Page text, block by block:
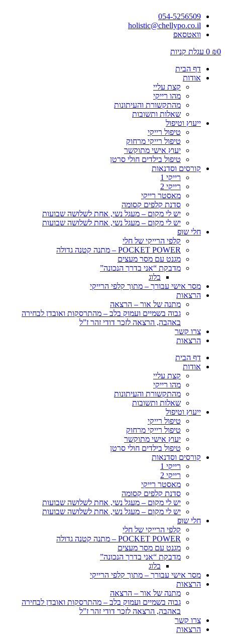
054-5256509
holistic@chellypo.co.il
וואטסאפ
₪0
0 עגלת קניות
דף הבית
אודות
קצת עליי
מהו רייקי
מהתקשורת והעיתונות
שאלות ותשובות
ייעוץ וטיפול
טיפול רייקי
טיפול רייקי מרחוק
יעוץ אישי מתוקשר
טיפול בילדים חולי סרטן
קורסים וסדנאות
רייקי 1
רייקי 2
מאסטר רייקי
סדנת קלפים קסומה
יש לי מקום – מעגל נשי, אחת לשלושה שבועות
יש לי מקום – מעגל נשי, אחת לשלושה שבועות
חלי שופ
קלפי הרייקי של חלי
POCKET POWER – מתנה קטנה גדולה
מגנט עם מסר מעצים
מדבקת “אני בדרך הנכונה”
בלוג
מסר אישי עבורך – מתוך קלפי הרייקי
הרצאות
מתנה של אור – הרצאה
גבוה בשמיים ועמוק בלב – מהתרסקות ואובדן לבחירה
באהבה, הרצאה לזכר דודי זהר ז”ל
צרו קשר
הרצאות
דף הבית
אודות
קצת עליי
מהו רייקי
מהתקשורת והעיתונות
שאלות ותשובות
ייעוץ וטיפול
טיפול רייקי
טיפול רייקי מרחוק
יעוץ אישי מתוקשר
טיפול בילדים חולי סרטן
קורסים וסדנאות
רייקי 1
רייקי 2
מאסטר רייקי
סדנת קלפים קסומה
יש לי מקום – מעגל נשי, אחת לשלושה שבועות
יש לי מקום – מעגל נשי, אחת לשלושה שבועות
חלי שופ
קלפי הרייקי של חלי
POCKET POWER – מתנה קטנה גדולה
מגנט עם מסר מעצים
מדבקת “אני בדרך הנכונה”
בלוג
מסר אישי עבורך – מתוך קלפי הרייקי
הרצאות
מתנה של אור – הרצאה
גבוה בשמיים ועמוק בלב – מהתרסקות ואובדן לבחירה
באהבה, הרצאה לזכר דודי זהר ז”ל
צרו קשר
הרצאות